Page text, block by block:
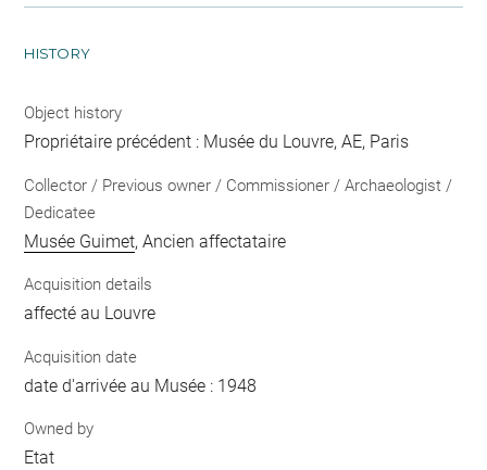
HISTORY
Object history
Propriétaire précédent : Musée du Louvre, AE, Paris
Collector / Previous owner / Commissioner / Archaeologist /
Dedicatee
Musée Guimet, Ancien affectataire
Acquisition details
affecté au Louvre
Acquisition date
date d'arrivée au Musée : 1948
Owned by
Etat